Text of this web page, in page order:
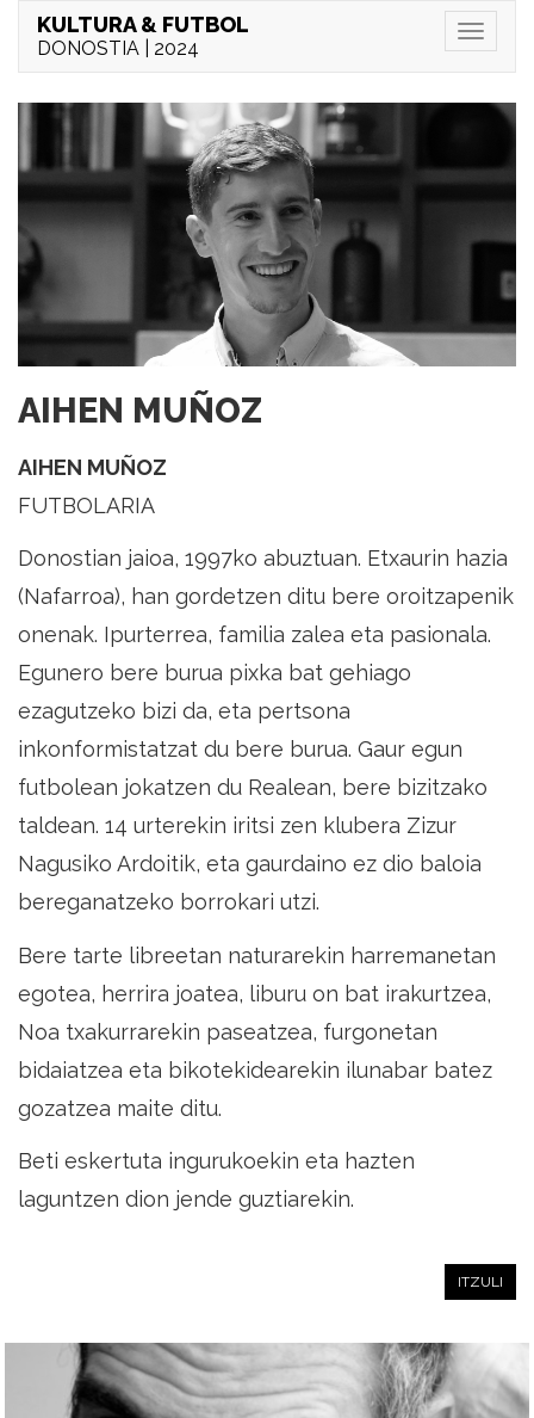
Menu
KULTURA & FUTBOL
DONOSTIA | 2024
AIHEN MUÑOZ
AIHEN MUÑOZ
FUTBOLARIA
Donostian jaioa, 1997ko abuztuan. Etxaurin hazia
(Nafarroa), han gordetzen ditu bere oroitzapenik
onenak. Ipurterrea, familia zalea eta pasionala.
Egunero bere burua pixka bat gehiago
ezagutzeko bizi da, eta pertsona
inkonformistatzat du bere burua. Gaur egun
futbolean jokatzen du Realean, bere bizitzako
taldean. 14 urterekin iritsi zen klubera Zizur
Nagusiko Ardoitik, eta gaurdaino ez dio baloia
bereganatzeko borrokari utzi.
Bere tarte libreetan naturarekin harremanetan
egotea, herrira joatea, liburu on bat irakurtzea,
Noa txakurrarekin paseatzea, furgonetan
bidaiatzea eta bikotekidearekin ilunabar batez
gozatzea maite ditu.
Beti eskertuta ingurukoekin eta hazten
laguntzen dion jende guztiarekin.
ITZULI